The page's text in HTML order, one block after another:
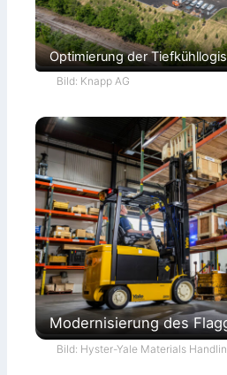
Optimierung der
Bild: Knapp AG
Modernisierung des
Bild: Hyster-Yale Materials